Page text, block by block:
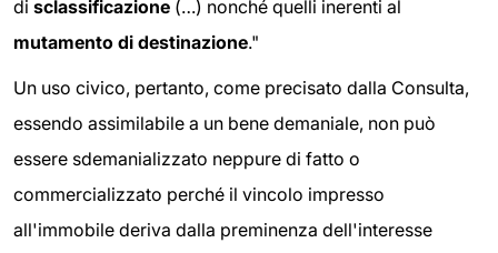
di sclassificazione (…) nonché quelli inerenti al
mutamento di destinazione."
Un uso civico, pertanto, come precisato dalla Consulta,
essendo assimilabile a un bene demaniale, non può
essere sdemanializzato neppure di fatto o
commercializzato perché il vincolo impresso
all'immobile deriva dalla preminenza dell'interesse